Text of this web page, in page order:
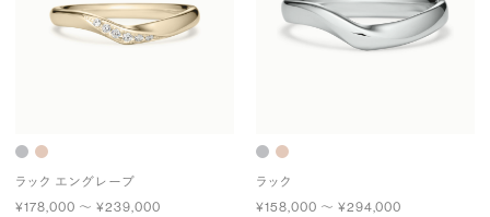
ラック エングレーブ
¥178,000 〜 ¥239,000
ラック
¥158,000 〜 ¥294,000